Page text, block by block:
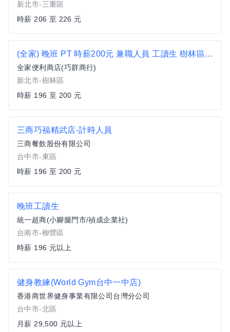
新北市-三重區
時薪 206 至 226 元
(全家) 晚班 PT 時薪200元 兼職人員 工讀生 樹林區 便利商店 超商 非7-11 三多國小 龍華科大 光啟高中
全家便利商店(巧群商行)
新北市-樹林區
時薪 196 至 200 元
三商巧福精武店-計時人員
三商餐飲股份有限公司
台中市-東區
時薪 196 至 200 元
晚班工讀生
統一超商(小腳腿門市/禎成企業社)
台南市-柳營區
時薪 196 元以上
健身教練(World Gym台中一中店)
香港商世界健身事業有限公司台灣分公司
台中市-北區
月薪 29,500 元以上